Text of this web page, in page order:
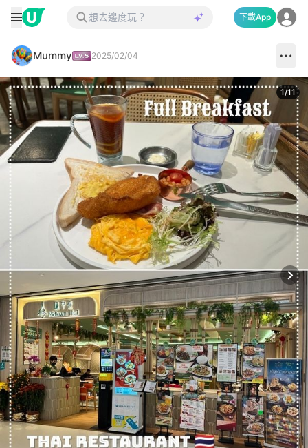
下載App
Mummy 2025/02/04
1/11